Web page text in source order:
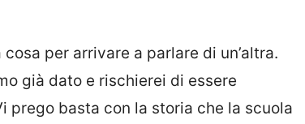
per arrivare a parlare di un’altra.
già dato e rischierei di essere
prego basta con la storia che la scuola